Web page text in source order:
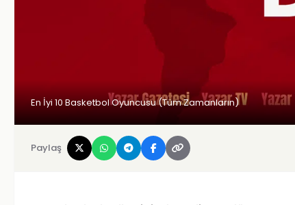
En İyi 10 Basketbol Oyuncusu (Tüm Zamanların)
Paylaş